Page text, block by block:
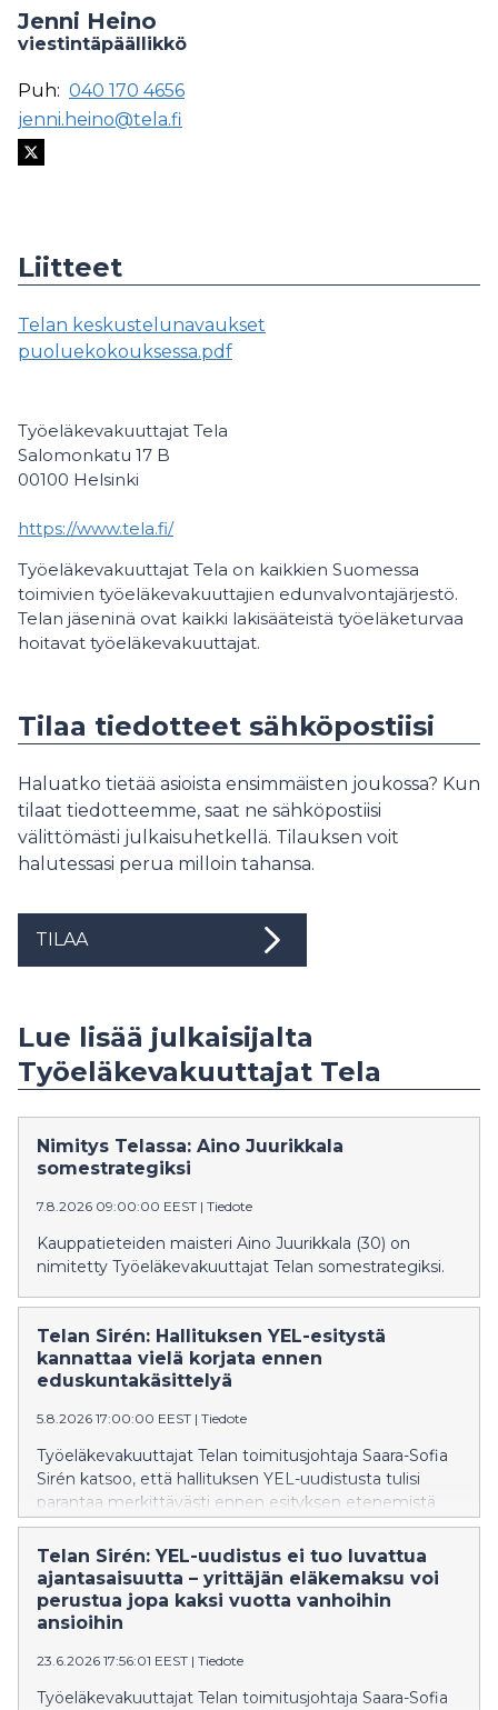
Jenni Heino
viestintäpäällikkö
Puh: 040 170 4656
jenni.heino@tela.fi
Liitteet
Telan keskustelunavaukset
puoluekokouksessa.pdf
Työeläkevakuuttajat Tela
Salomonkatu 17 B
00100 Helsinki
https://www.tela.fi/
Työeläkevakuuttajat Tela on kaikkien Suomessa
toimivien työeläkevakuuttajien edunvalvontajärjestö.
Telan jäseninä ovat kaikki lakisääteistä työeläketurvaa
hoitavat työeläkevakuuttajat.
Tilaa tiedotteet sähköpostiisi
Haluatko tietää asioista ensimmäisten joukossa? Kun
tilaat tiedotteemme, saat ne sähköpostiisi
välittömästi julkaisuhetkellä. Tilauksen voit
halutessasi perua milloin tahansa.
TILAA
Lue lisää julkaisijalta
Työeläkevakuuttajat Tela
Nimitys Telassa: Aino Juurikkala
somestrategiksi
7.8.2026 09:00:00 EEST | Tiedote
Kauppatieteiden maisteri Aino Juurikkala (30) on
nimitetty Työeläkevakuuttajat Telan somestrategiksi.
Telan Sirén: Hallituksen YEL-esitystä
kannattaa vielä korjata ennen
eduskuntakäsittelyä
5.8.2026 17:00:00 EEST | Tiedote
Työeläkevakuuttajat Telan toimitusjohtaja Saara-Sofia
Sirén katsoo, että hallituksen YEL-uudistusta tulisi
parantaa merkittävästi ennen esityksen etenemistä
eduskuntaan. Sirénin mukaan hallituksen esitys lisäisi
YEL-vakuuttamisen monimutkaisuutta ja
kustannuksia.
Telan Sirén: YEL-uudistus ei tuo luvattua
ajantasaisuutta – yrittäjän eläkemaksu voi
perustua jopa kaksi vuotta vanhoihin
ansioihin
23.6.2026 17:56:01 EEST | Tiedote
Työeläkevakuuttajat Telan toimitusjohtaja Saara-Sofia